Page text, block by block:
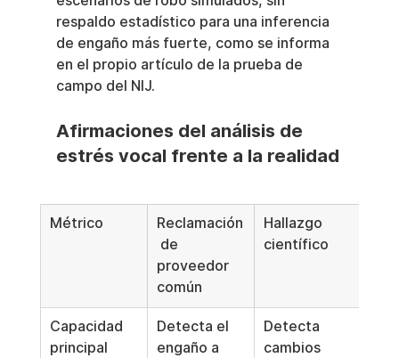
respaldo estadístico para una inferencia
de engaño más fuerte, como se informa
en el propio artículo de la prueba de
campo del NIJ.
Afirmaciones del análisis de
estrés vocal frente a la realidad
Métrico
Reclamación
de
proveedor
común
Hallazgo
científico
Capacidad
principal
Detecta el
engaño a
Detecta
cambios